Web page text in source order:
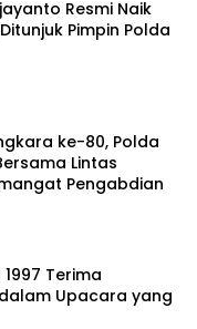
Resmi Naik
Pimpin Polda
ke-80, Polda
Lintas
Pengabdian
Terima
Upacara yang